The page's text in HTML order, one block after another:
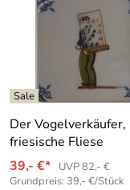
Der Vogelverkäufer,
friesische Fliese
39,- €*
UVP 82,- €
Grundpreis: 39,- €/Stück